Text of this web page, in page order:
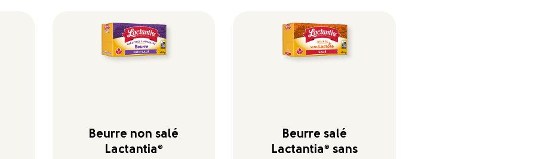
Beurre non salé
Lactantia®
Beurre salé
Lactantia® sans